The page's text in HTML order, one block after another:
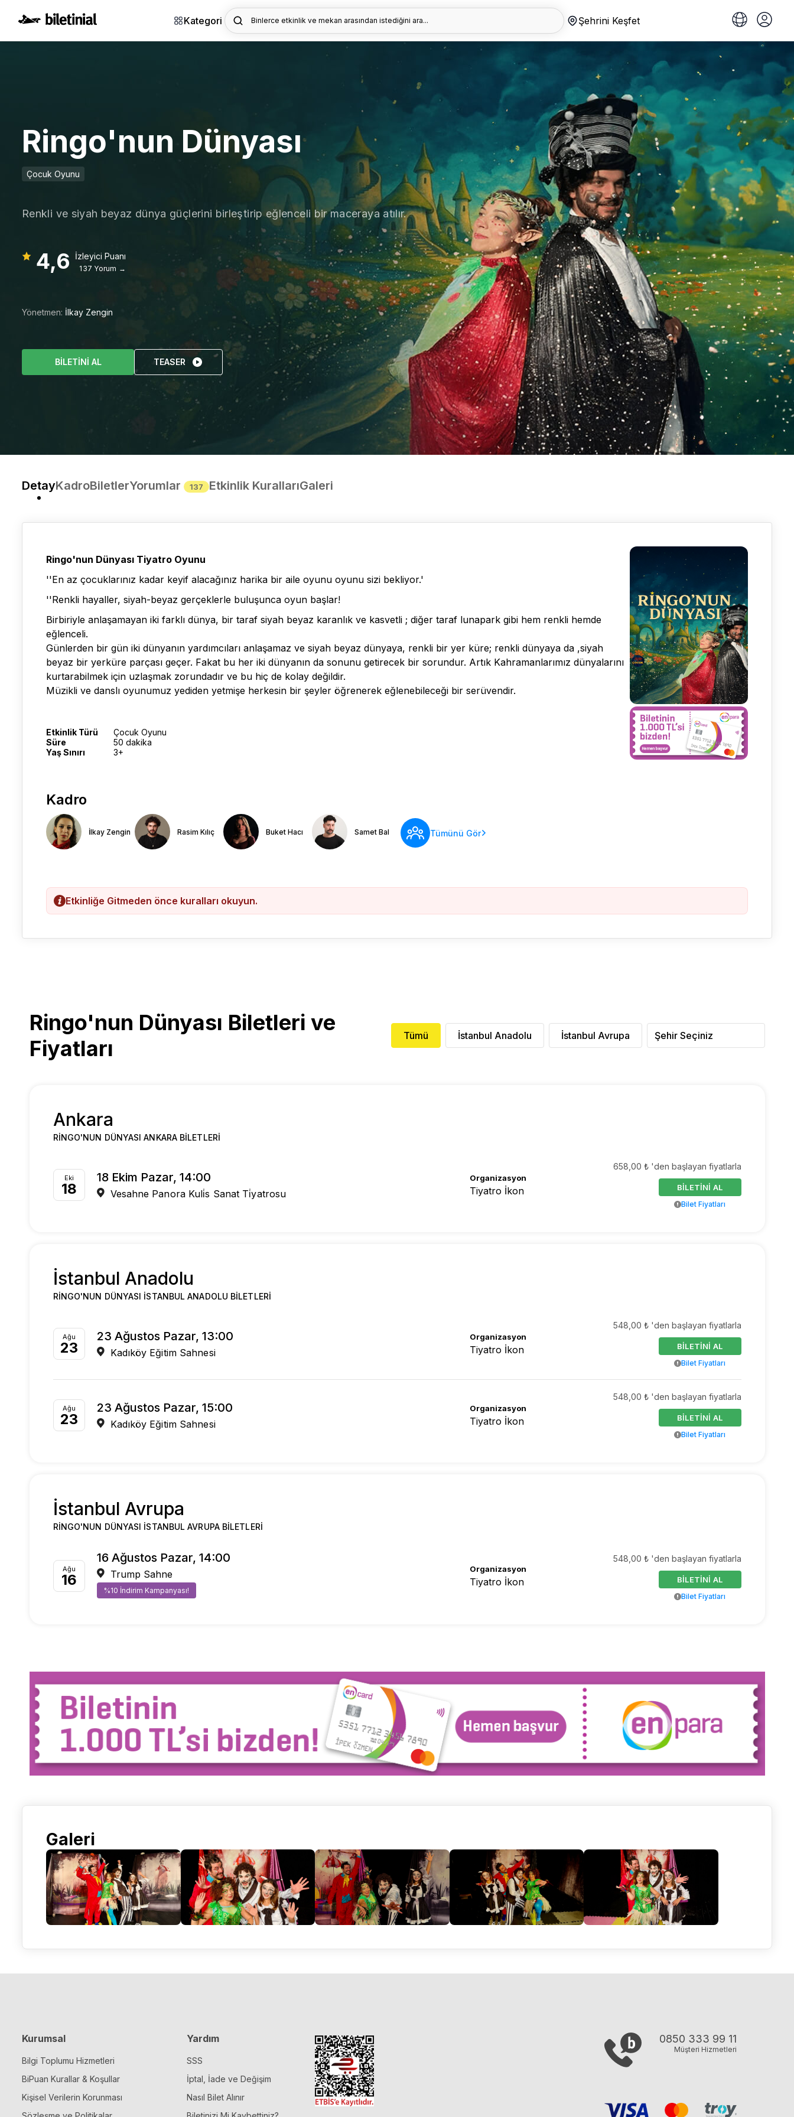
Kategori Binlerce etkinlik ve mekan arasından istediğini ara... Şehrini Keşfet
Ringo'nun Dünyası
Çocuk Oyunu
Renkli ve siyah beyaz dünya güçlerini birleştirip eğlenceli bir maceraya atılır.
4,6 İzleyici Puanı
137 Yorum →
Yönetmen: İlkay Zengin
BİLETİNİ AL TEASER
DetayKadroBiletlerYorumlar 137 Etkinlik KurallarıGaleri
Ringo'nun Dünyası Tiyatro Oyunu
''En az çocuklarınız kadar keyif alacağınız harika bir aile oyunu oyunu sizi bekliyor.'
''Renkli hayaller, siyah-beyaz gerçeklerle buluşunca oyun başlar!
Birbiriyle anlaşamayan iki farklı dünya, bir taraf siyah beyaz karanlık ve kasvetli ; diğer taraf lunapark gibi hem renkli hemde
eğlenceli.
Günlerden bir gün iki dünyanın yardımcıları anlaşamaz ve siyah beyaz dünyaya, renkli bir yer küre; renkli dünyaya da ,siyah
beyaz bir yerküre parçası geçer. Fakat bu her iki dünyanın da sonunu getirecek bir sorundur. Artık Kahramanlarımız dünyalarını
kurtarabilmek için uzlaşmak zorundadır ve bu hiç de kolay değildir.
Müzikli ve danslı oyunumuz yediden yetmişe herkesin bir şeyler öğrenerek eğlenebileceği bir serüvendir.
Etkinlik Türü
Çocuk Oyunu
Süre
50 dakika
Yaş Sınırı
3+
Kadro
İlkay Zengin Rasim Kılıç Buket Hacı Samet Bal Tümünü Gör
Etkinliğe Gitmeden önce kuralları okuyun.
Ringo'nun Dünyası Biletleri ve
Fiyatları
Tümü İstanbul Anadolu İstanbul Avrupa Şehir Seçiniz
Ankara
RINGO'NUN DÜNYASI ANKARA BILETLERI
Eki
18
18 Ekim Pazar, 14:00
Vesahne Panora Kuli̇s Sanat Ti̇yatrosu
Organizasyon
Tiyatro İkon
658,00 ₺ 'den başlayan fiyatlarla
BİLETİNİ AL
Bilet Fiyatları
İstanbul Anadolu
RINGO'NUN DÜNYASI İSTANBUL ANADOLU BILETLERI
Ağu
23
23 Ağustos Pazar, 13:00
Kadıköy Eğitim Sahnesi
Organizasyon
Tiyatro İkon
548,00 ₺ 'den başlayan fiyatlarla
BİLETİNİ AL
Bilet Fiyatları
Ağu
23
23 Ağustos Pazar, 15:00
Kadıköy Eğitim Sahnesi
Organizasyon
Tiyatro İkon
548,00 ₺ 'den başlayan fiyatlarla
BİLETİNİ AL
Bilet Fiyatları
İstanbul Avrupa
RINGO'NUN DÜNYASI İSTANBUL AVRUPA BILETLERI
Ağu
16
16 Ağustos Pazar, 14:00
Trump Sahne
%10 İndirim Kampanyası!
Organizasyon
Tiyatro İkon
548,00 ₺ 'den başlayan fiyatlarla
BİLETİNİ AL
Bilet Fiyatları
Galeri
Kurumsal
Bilgi Toplumu Hizmetleri
BiPuan Kurallar & Koşullar
Kişisel Verilerin Korunması
Yardım
SSS
İptal, İade ve Değişim
Nasıl Bilet Alınır
0850 333 99 11
Müşteri Hizmetleri